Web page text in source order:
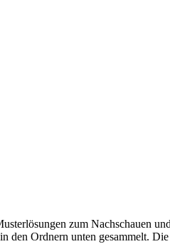
zum Nachschauen
Ordnern unten gesammelt.